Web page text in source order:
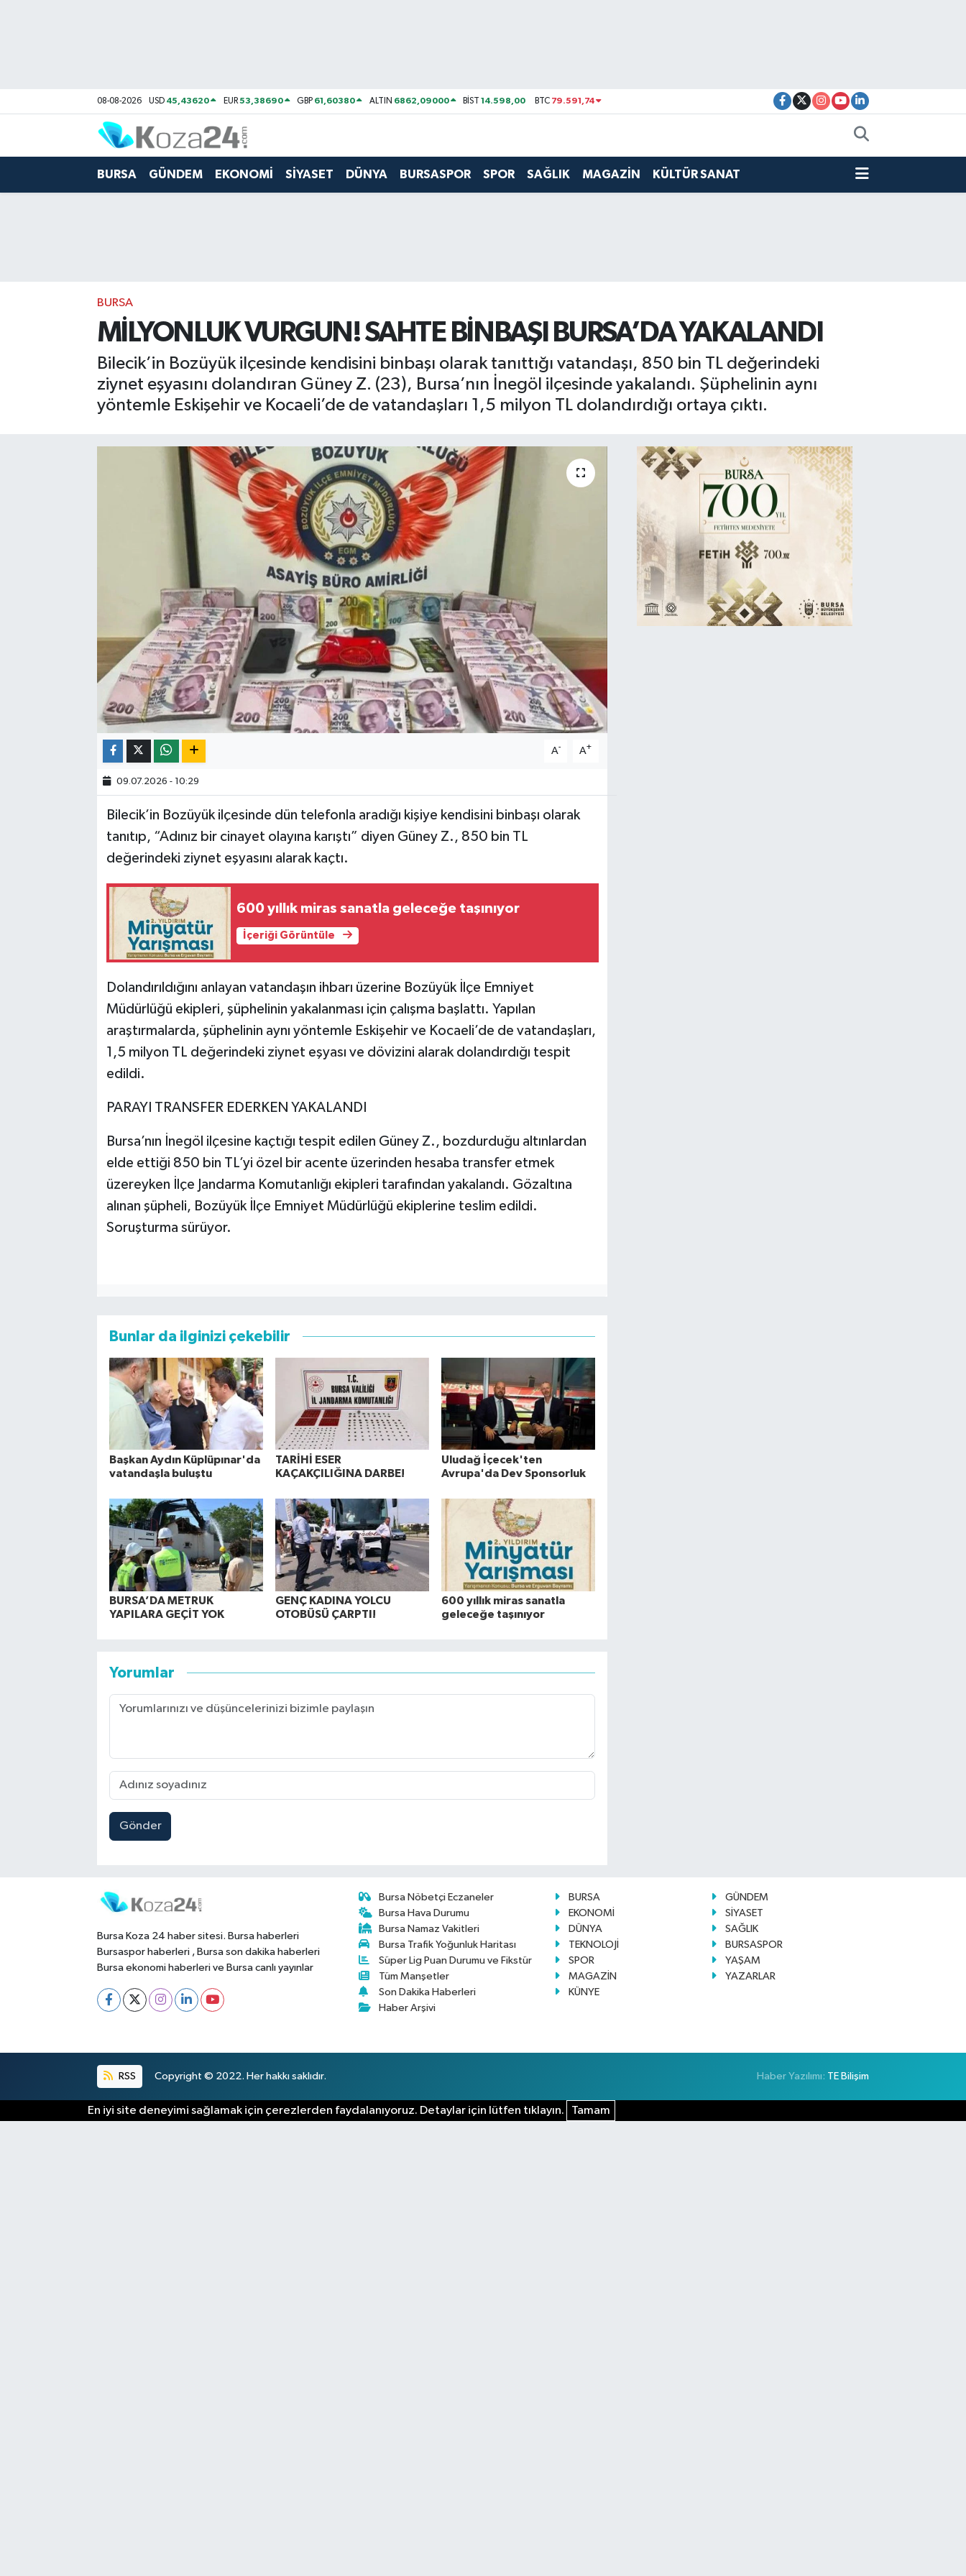
08-08-2026 USD 45,43620 EUR53,38690 GBP 61,60380 ALTIN 6862,09000 BİST14.598,00 BTC 79.591,74
BURSA GÜNDEM EKONOMİ SİYASET DÜNYA BURSASPOR SPOR SAĞLIK MAGAZİN KÜLTÜR SANAT
BURSA
MİLYONLUK VURGUN! SAHTE BİNBAŞI BURSA’DA YAKALANDI
Bilecik’in Bozüyük ilçesinde kendisini binbaşı olarak tanıttığı vatandaşı, 850 bin TL değerindeki
ziynet eşyasını dolandıran Güney Z. (23), Bursa’nın İnegöl ilçesinde yakalandı. Şüphelinin aynı
yöntemle Eskişehir ve Kocaeli’de de vatandaşları 1,5 milyon TL dolandırdığı ortaya çıktı.
A- A+
09.07.2026 - 10:29
Bilecik’in Bozüyük ilçesinde dün telefonla aradığı kişiye kendisini binbaşı olarak
tanıtıp, “Adınız bir cinayet olayına karıştı” diyen Güney Z., 850 bin TL
değerindeki ziynet eşyasını alarak kaçtı.
600 yıllık miras sanatla geleceğe taşınıyor
İçeriği Görüntüle
Dolandırıldığını anlayan vatandaşın ihbarı üzerine Bozüyük İlçe Emniyet
Müdürlüğü ekipleri, şüphelinin yakalanması için çalışma başlattı. Yapılan
araştırmalarda, şüphelinin aynı yöntemle Eskişehir ve Kocaeli’de de vatandaşları,
1,5 milyon TL değerindeki ziynet eşyası ve dövizini alarak dolandırdığı tespit
edildi.
PARAYI TRANSFER EDERKEN YAKALANDI
Bursa’nın İnegöl ilçesine kaçtığı tespit edilen Güney Z., bozdurduğu altınlardan
elde ettiği 850 bin TL’yi özel bir acente üzerinden hesaba transfer etmek
üzereyken İlçe Jandarma Komutanlığı ekipleri tarafından yakalandı. Gözaltına
alınan şüpheli, Bozüyük İlçe Emniyet Müdürlüğü ekiplerine teslim edildi.
Soruşturma sürüyor.
Bunlar da ilginizi çekebilir
Başkan Aydın Küplüpınar'da
vatandaşla buluştu
TARİHİ ESER
KAÇAKÇILIĞINA DARBE!
Uludağ İçecek'ten
Avrupa'da Dev Sponsorluk
BURSA’DA METRUK
YAPILARA GEÇİT YOK
GENÇ KADINA YOLCU
OTOBÜSÜ ÇARPTI!
600 yıllık miras sanatla
geleceğe taşınıyor
Yorumlar
Gönder
Bursa Koza 24 haber sitesi. Bursa haberleri
Bursaspor haberleri , Bursa son dakika haberleri
Bursa ekonomi haberleri ve Bursa canlı yayınlar
Bursa Nöbetçi Eczaneler
Bursa Hava Durumu
Bursa Namaz Vakitleri
Bursa Trafik Yoğunluk Haritası
Süper Lig Puan Durumu ve Fikstür
Tüm Manşetler
Son Dakika Haberleri
Haber Arşivi
BURSA
GÜNDEM
EKONOMİ
SİYASET
DÜNYA
SAĞLIK
TEKNOLOJİ
BURSASPOR
SPOR
YAŞAM
MAGAZİN
YAZARLAR
KÜNYE
RSS Copyright © 2022. Her hakkı saklıdır. Haber Yazılımı: TE Bilişim
En iyi site deneyimi sağlamak için çerezlerden faydalanıyoruz. Detaylar için lütfen tıklayın. Tamam
Bursa Namaz Vakitleri
Bursa Trafik Yoğunluk Haritası